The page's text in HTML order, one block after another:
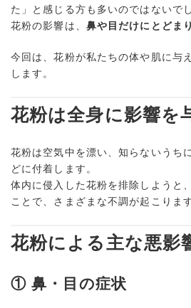
た」と感じる方も多いのではないで
花粉の影響は、 鼻や目だけにとどま
今回は、花粉が私たちの体や肌に与
します。
花粉は全身に影響を
花粉は空気中を漂い、知らないうちに
どに付着します。
体内に侵入した花粉を排除しようと
ことで、さまざまな不調が起こります
花粉による主な悪影
① 鼻・目の症状